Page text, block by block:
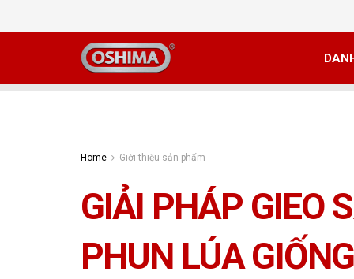
Home Giới thiệu sản phẩm
GIẢI PHÁP GIEO
PHUN LÚA GIỐNG